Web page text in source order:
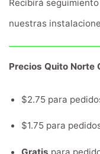
Recibirá
nuestras
Precios Quito Norte
$2.75 para
$1.75 para